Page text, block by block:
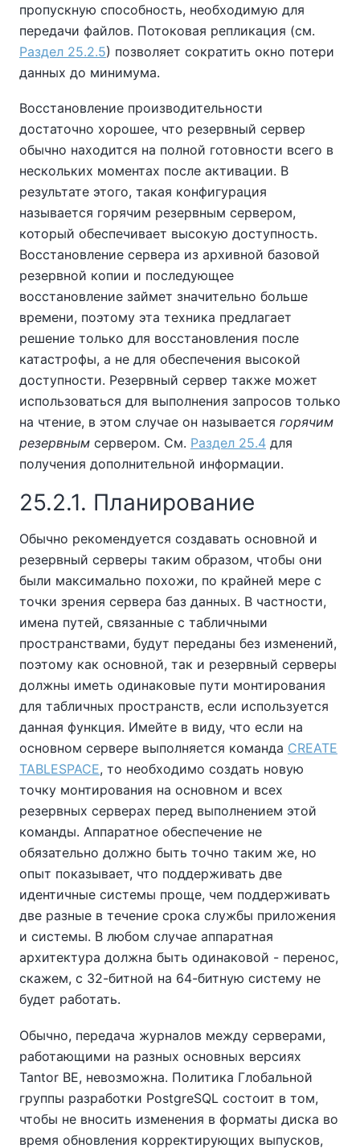
пропускную способность, необходимую для
передачи файлов. Потоковая репликация (см.
Раздел 25.2.5) позволяет сократить окно потери
данных до минимума.
Восстановление производительности
достаточно хорошее, что резервный сервер
обычно находится на полной готовности всего в
нескольких моментах после активации. В
результате этого, такая конфигурация
называется горячим резервным сервером,
который обеспечивает высокую доступность.
Восстановление сервера из архивной базовой
резервной копии и последующее
восстановление займет значительно больше
времени, поэтому эта техника предлагает
решение только для восстановления после
катастрофы, а не для обеспечения высокой
доступности. Резервный сервер также может
использоваться для выполнения запросов только
на чтение, в этом случае он называется горячим
резервным сервером. См. Раздел 25.4 для
получения дополнительной информации.
25.2.1. Планирование
Обычно рекомендуется создавать основной и
резервный серверы таким образом, чтобы они
были максимально похожи, по крайней мере с
точки зрения сервера баз данных. В частности,
имена путей, связанные с табличными
пространствами, будут переданы без изменений,
поэтому как основной, так и резервный серверы
должны иметь одинаковые пути монтирования
для табличных пространств, если используется
данная функция. Имейте в виду, что если на
основном сервере выполняется команда CREATE
TABLESPACE, то необходимо создать новую
точку монтирования на основном и всех
резервных серверах перед выполнением этой
команды. Аппаратное обеспечение не
обязательно должно быть точно таким же, но
опыт показывает, что поддерживать две
идентичные системы проще, чем поддерживать
две разные в течение срока службы приложения
и системы. В любом случае аппаратная
архитектура должна быть одинаковой - перенос,
скажем, с 32-битной на 64-битную систему не
будет работать.
Обычно, передача журналов между серверами,
работающими на разных основных версиях
Tantor BE, невозможна. Политика Глобальной
группы разработки PostgreSQL состоит в том,
чтобы не вносить изменения в форматы диска во
время обновления корректирующих выпусков,